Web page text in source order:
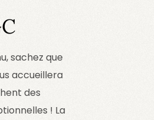
sachez que
accueillera
des
! La